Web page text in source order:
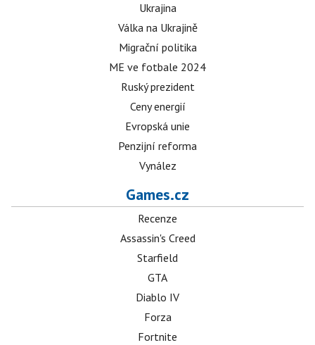
Ukrajina
Válka na Ukrajině
Migrační politika
ME ve fotbale 2024
Ruský prezident
Ceny energií
Evropská unie
Penzijní reforma
Vynález
Games.cz
Recenze
Assassin's Creed
Starfield
GTA
Diablo IV
Forza
Fortnite